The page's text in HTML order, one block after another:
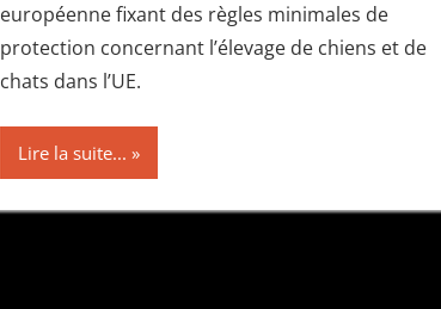
européenne fixant des règles minimales de
protection concernant l’élevage de chiens et de
chats dans l’UE.
Lire la suite...